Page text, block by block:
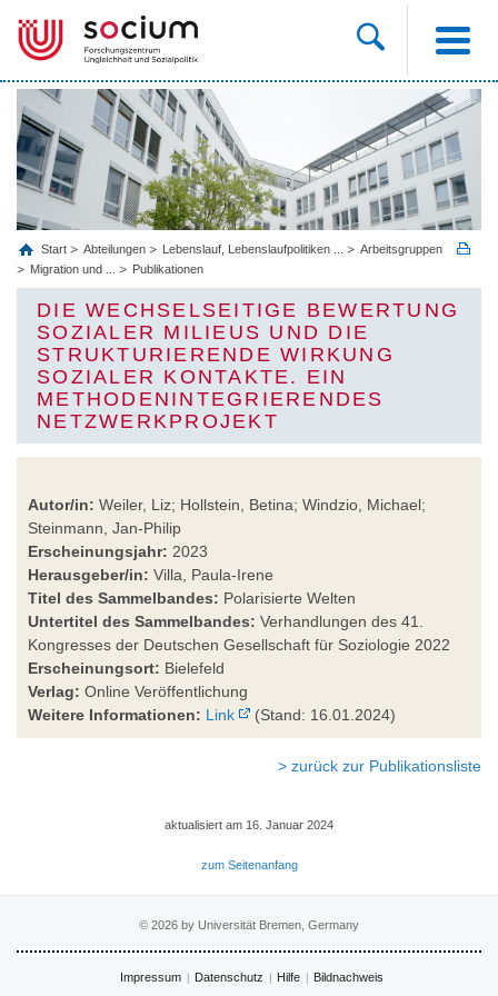
Start Abteilungen Lebenslauf, Lebenslaufpolitiken ...
Arbeitsgruppen
Migration und ...
Publikationen
DIE WECHSELSEITIGE BEWERTUNG
SOZIALER MILIEUS UND DIE
STRUKTURIERENDE WIRKUNG
SOZIALER KONTAKTE. EIN
METHODENINTEGRIERENDES
NETZWERKPROJEKT
Autor/in: Weiler, Liz; Hollstein, Betina; Windzio, Michael;
Steinmann, Jan-Philip
Erscheinungsjahr: 2023
Herausgeber/in: Villa, Paula-Irene
Titel des Sammelbandes: Polarisierte Welten
Untertitel des Sammelbandes: Verhandlungen des 41.
Kongresses der Deutschen Gesellschaft für Soziologie 2022
Erscheinungsort: Bielefeld
Verlag: Online Veröffentlichung
Weitere Informationen: Link (Stand: 16.01.2024)
> zurück zur Publikationsliste
aktualisiert am 16. Januar 2024
zum Seitenanfang
© 2026 by Universität Bremen, Germany
Impressum Datenschutz Hilfe Bildnachweis